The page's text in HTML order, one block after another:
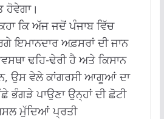
ਹੋਵੇਗਾ।
ਕਿ ਅੱਜ ਜਦੋਂ ਪੰਜਾਬ ਵਿੱਚ
ਇਮਾਨਦਾਰ ਅਫ਼ਸਰਾਂ ਦੀ ਜਾਨ
ਢਹਿ-ਢੇਰੀ ਹੈ ਅਤੇ ਕਿਸਾਨ
ਉਸ ਵੇਲੇ ਕਾਂਗਰਸੀ ਆਗੂਆਂ ਦਾ
ਭੰਗੜੇ ਪਾਉਣਾ ਉਨ੍ਹਾਂ ਦੀ ਛੋਟੀ
ਮੁੱਦਿਆਂ ਪ੍ਰਤੀ